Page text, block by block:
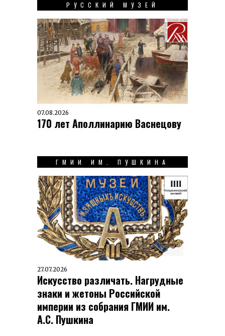
РУССКИЙ МУЗЕЙ
07.08.2026
170 лет Аполлинарию Васнецову
ГМИИ ИМ. ПУШКИНА
27.07.2026
Искусство различать. Нагрудные
знаки и жетоны Российской
империи из собрания ГМИИ им.
А.С. Пушкина